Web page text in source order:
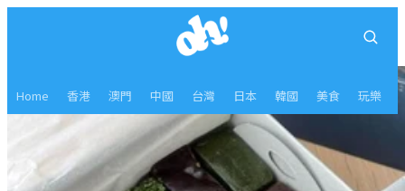
Home 香港 澳門 中國 台灣 日本 韓國 美食 玩樂